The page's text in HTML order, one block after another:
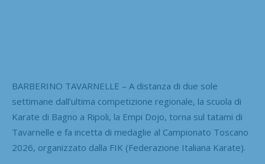
BARBERINO TAVARNELLE – A distanza di due sole
settimane dall’ultima competizione regionale, la scuola di
Karate di Bagno a Ripoli, la Empi Dojo, torna sul tatami di
Tavarnelle e fa incetta di medaglie al Campionato Toscano
2026, organizzato dalla FIK (Federazione Italiana Karate).